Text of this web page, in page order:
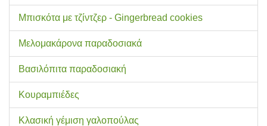
Μπισκότα με τζίντζερ - Gingerbread cookies
Μελομακάρονα παραδοσιακά
Βασιλόπιτα παραδοσιακή
Κουραμπιέδες
Κλασική γέμιση γαλοπούλας